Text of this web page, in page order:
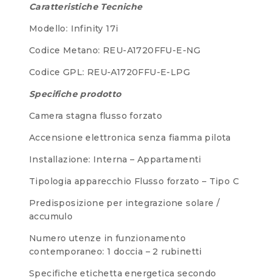
Caratteristiche Tecniche
Modello: Infinity 17i
Codice Metano: REU-A1720FFU-E-NG
Codice GPL: REU-A1720FFU-E-LPG
Specifiche prodotto
Camera stagna flusso forzato
Accensione elettronica senza fiamma pilota
Installazione: Interna – Appartamenti
Tipologia apparecchio Flusso forzato – Tipo C
Predisposizione per integrazione solare /
accumulo
Numero utenze in funzionamento
contemporaneo: 1 doccia – 2 rubinetti
Specifiche etichetta energetica secondo